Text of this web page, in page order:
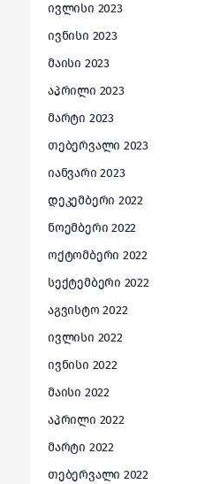
ივლისი 2023
ივნისი 2023
მაისი 2023
აპრილი 2023
მარტი 2023
თებერვალი 2023
იანვარი 2023
დეკემბერი 2022
ნოემბერი 2022
ოქტომბერი 2022
სექტემბერი 2022
აგვისტო 2022
ივლისი 2022
ივნისი 2022
მაისი 2022
აპრილი 2022
მარტი 2022
თებერვალი 2022